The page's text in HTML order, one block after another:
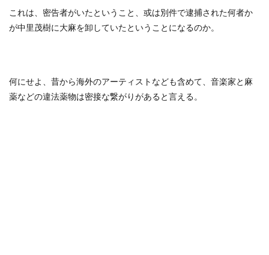
これは、密告者がいたということ、或は別件で逮捕された何者か
が中里茂樹に大麻を卸していたということになるのか。
何にせよ、昔から海外のアーティストなども含めて、音楽家と麻
薬などの違法薬物は密接な繋がりがあると言える。